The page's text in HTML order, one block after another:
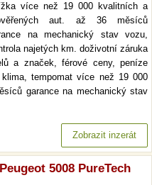
více než 19 000 kvalitních a
aut. až 36 měsíců
na mechanický stav vozu,
najetých km. doživotní záruka
a značek, férové ceny, peníze
tempomat více než 19 000
garance na mechanický stav
Zobrazit inzerát
Peugeot 5008 PureTech